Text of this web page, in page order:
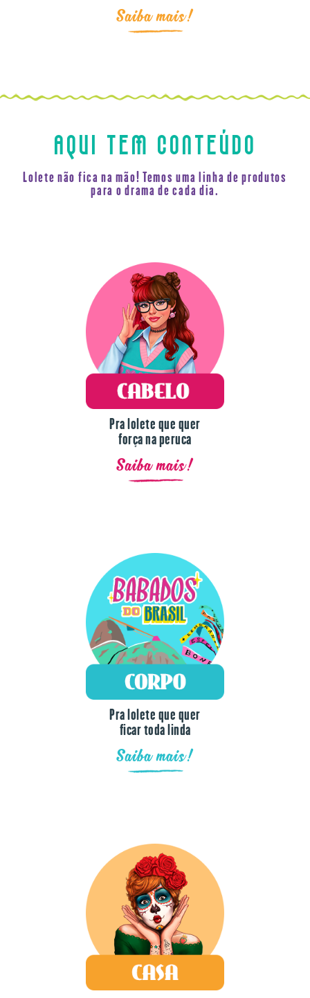
Saiba mais!
AQUI TEM CONTEÚDO
Lolete não fica na mão! Temos uma linha de produtos
para o drama de cada dia.
Pra lolete que quer
força na peruca
Saiba mais!
Pra lolete que quer
ficar toda linda
Saiba mais!